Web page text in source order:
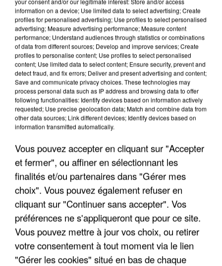
APRÈS TOUTES CES CANICULES, LES REFUGES
DE FAUNE SAUVAGE SONT...
information on a device; Use limited data to select advertising; Create
profiles for personalised advertising; Use profiles to select personalised
advertising; Measure advertising performance; Measure content
performance; Understand audiences through statistics or combinations
of data from different sources; Develop and improve services; Create
profiles to personalise content; Use profiles to select personalised
content; Use limited data to select content; Ensure security, prevent and
detect fraud, and fix errors; Deliver and present advertising and content;
Save and communicate privacy choices. These technologies may
process personal data such as IP address and browsing data to offer
following functionalities: Identify devices based on information actively
requested; Use precise geolocation data; Match and combine data from
other data sources; Link different devices; Identify devices based on
information transmitted automatically.
Vous pouvez accepter en cliquant sur "Accepter
et fermer", ou affiner en sélectionnant les
finalités et/ou partenaires dans "Gérer mes
choix". Vous pouvez également refuser en
cliquant sur "Continuer sans accepter". Vos
préférences ne s'appliqueront que pour ce site.
Vous pouvez mettre à jour vos choix, ou retirer
votre consentement à tout moment via le lien
"Gérer les cookies" situé en bas de chaque